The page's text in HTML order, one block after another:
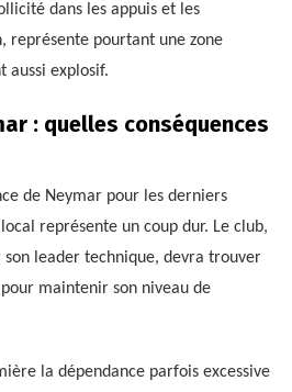
dans les appuis et les
représente pourtant une zone
aussi explosif.
: quelles conséquences
de Neymar pour les derniers
représente un coup dur. Le club,
leader technique, devra trouver
maintenir son niveau de
la dépendance parfois excessive